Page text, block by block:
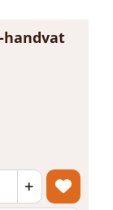
handvat
+